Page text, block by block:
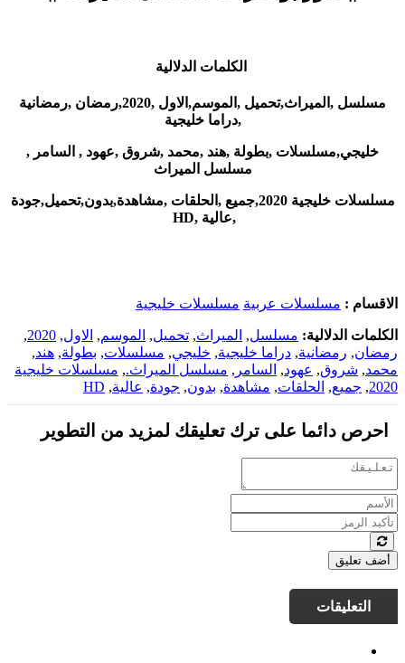
الكلمات الدلالية
مسلسل ,الميراث,تحميل ,الموسم,الاول ,2020,رمضان ,رمضانية
,دراما خليجية
خليجي,مسلسلات ,بطولة ,هند ,محمد ,شروق ,عهود , السامر ,
مسلسل الميراث
مسلسلات خليجية 2020,جميع ,الحلقات ,مشاهدة,بدون,تحميل,جودة
,عالية ,HD
الاقسام : مسلسلات عربية مسلسلات خليجية
الكلمات الدلالية: مسلسل, الميراث, تحميل, الموسم, الاول,
2020
,
رمضان, رمضانية, دراما خليجية, خليجي, مسلسلات, بطولة, هند,
محمد, شروق, عهود, السامر , مسلسل الميراث., مسلسلات خليجية
2020
, جميع, الحلقات, مشاهدة, بدون, جودة, عالية,
HD
احرص دائما على ترك تعليقك لمزيد من التطوير
أضف تعليق
التعليقات